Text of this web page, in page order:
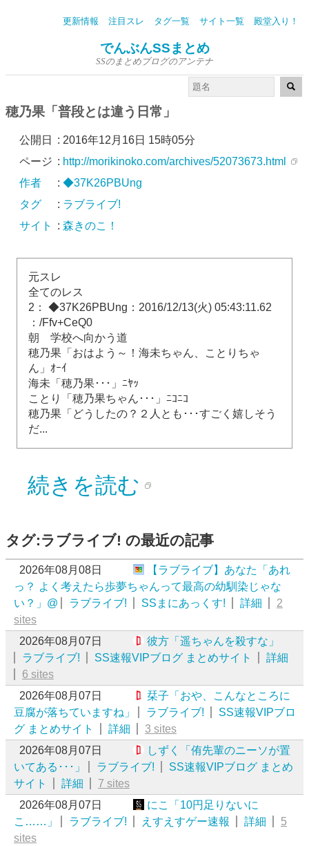
更新情報 注目スレ タグ一覧 サイト一覧 殿堂入り！
でんぶんSSまとめ
SSのまとめブログのアンテナ
穂乃果「普段とは違う日常」
公開日 : 2016年12月16日 15時05分
ページ : http://morikinoko.com/archives/52073673.html
作者
: ◆37K26PBUng
タグ
: ラブライブ!
サイト
: 森きのこ！
元スレ
全てのレス
2： ◆37K26PBUng：2016/12/13(火) 05:43:11.62
：/Ffv+CeQ0
朝 学校へ向かう道
穂乃果「おはよう～！海未ちゃん、ことりちゃ
ん」ｵｰｲ
海未「穂乃果･･･」ﾆﾔｯ
ことり「穂乃果ちゃん･･･」ﾆｺﾆｺ
穂乃果「どうしたの？２人とも･･･すごく嬉しそう
だ...
続きを読む
タグ:ラブライブ! の最近の記事
2026年08月08日
【ラブライブ】あなた「あれ
っ？ よく考えたら歩夢ちゃんって最高の幼馴染じゃな
い？」@
ラブライブ! SSまにあっくす! 詳細
2
sites
2026年08月07日
彼方「遥ちゃんを殺すな」
ラブライブ!
SS速報VIPブログ まとめサイト
詳細
6 sites
2026年08月07日
栞子「おや、こんなところに
豆腐が落ちていますね」
ラブライブ!
SS速報VIPブロ
グ まとめサイト
詳細
3 sites
2026年08月07日
しずく「侑先輩のニーソが置
いてある･･･」
ラブライブ!
SS速報VIPブログ まとめ
サイト
詳細
7 sites
2026年08月07日
にこ「10円足りないに
こ……」
ラブライブ! えすえすゲー速報 詳細
5
sites